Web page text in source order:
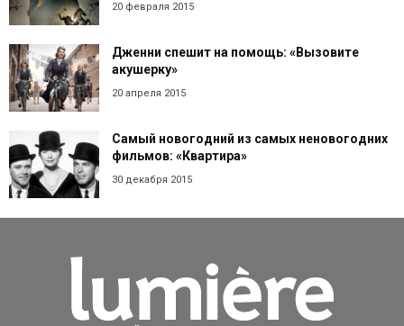
20 февраля 2015
Дженни спешит на помощь: «Вызовите
акушерку»
20 апреля 2015
Самый новогодний из самых неновогодних
фильмов: «Квартира»
30 декабря 2015